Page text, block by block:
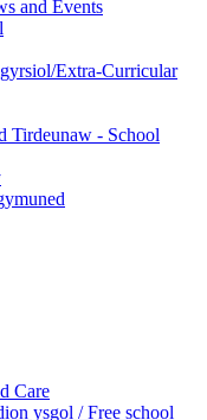
and Events
Extra-Curricular
Tirdeunaw - School
Care
ysgol / Free school